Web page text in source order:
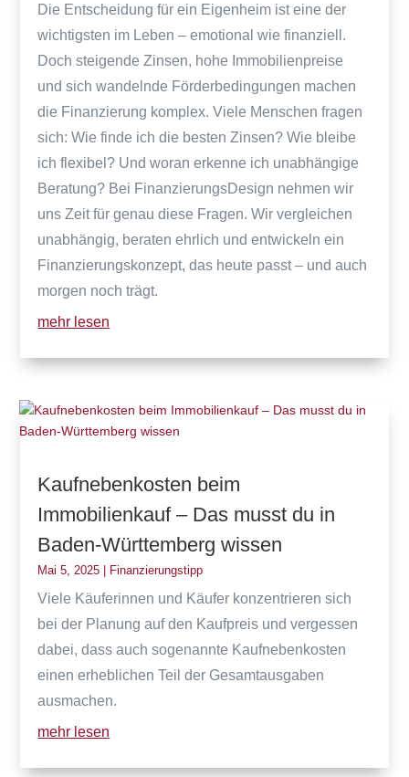
Die Entscheidung für ein Eigenheim ist eine der
wichtigsten im Leben – emotional wie finanziell.
Doch steigende Zinsen, hohe Immobilienpreise
und sich wandelnde Förderbedingungen machen
die Finanzierung komplex. Viele Menschen fragen
sich: Wie finde ich die besten Zinsen? Wie bleibe
ich flexibel? Und woran erkenne ich unabhängige
Beratung? Bei FinanzierungsDesign nehmen wir
uns Zeit für genau diese Fragen. Wir vergleichen
unabhängig, beraten ehrlich und entwickeln ein
Finanzierungskonzept, das heute passt – und auch
morgen noch trägt.
mehr lesen
Kaufnebenkosten beim
Immobilienkauf – Das musst du in
Baden-Württemberg wissen
Mai 5, 2025 | Finanzierungstipp
Viele Käuferinnen und Käufer konzentrieren sich
bei der Planung auf den Kaufpreis und vergessen
dabei, dass auch sogenannte Kaufnebenkosten
einen erheblichen Teil der Gesamtausgaben
ausmachen.
mehr lesen